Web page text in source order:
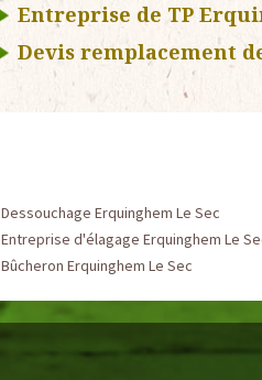
Entreprise de TP
Devis remplacement
Dessouchage Erquinghem Le Sec
Entreprise d'élagage Erquinghem Le
Bûcheron Erquinghem Le Sec